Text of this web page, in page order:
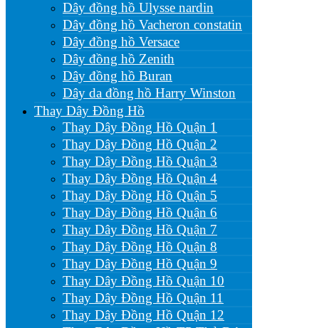
Dây đồng hồ Ulysse nardin
Dây đồng hồ Vacheron constatin
Dây đồng hồ Versace
Dây đồng hồ Zenith
Dây đồng hồ Buran
Dây da đồng hồ Harry Winston
Thay Dây Đồng Hồ
Thay Dây Đồng Hồ Quận 1
Thay Dây Đồng Hồ Quận 2
Thay Dây Đồng Hồ Quận 3
Thay Dây Đồng Hồ Quận 4
Thay Dây Đồng Hồ Quận 5
Thay Dây Đồng Hồ Quận 6
Thay Dây Đồng Hồ Quận 7
Thay Dây Đồng Hồ Quận 8
Thay Dây Đồng Hồ Quận 9
Thay Dây Đồng Hồ Quận 10
Thay Dây Đồng Hồ Quận 11
Thay Dây Đồng Hồ Quận 12